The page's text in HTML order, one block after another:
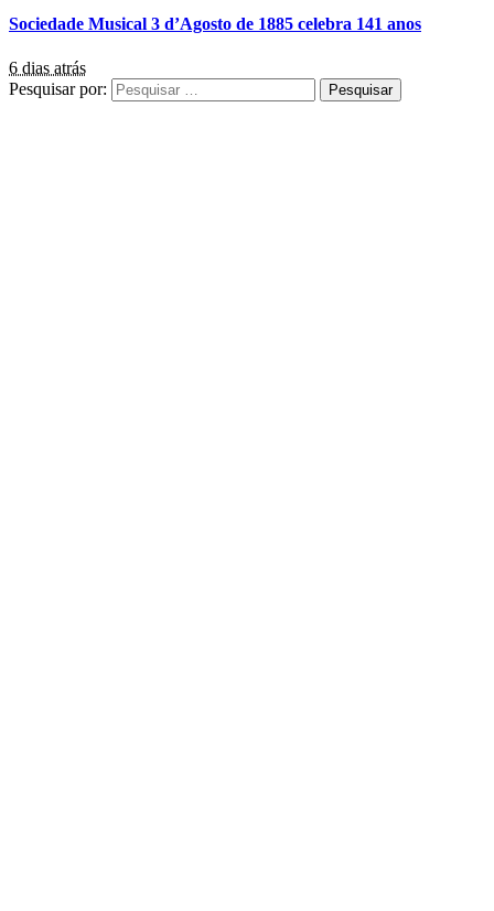
Sociedade Musical 3 d’Agosto de 1885 celebra 141 anos
6 dias atrás
Pesquisar por: